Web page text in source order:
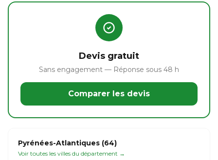
Devis gratuit
Sans engagement — Réponse sous 48 h
Comparer les devis
Pyrénées-Atlantiques (64)
Voir toutes les villes du département →